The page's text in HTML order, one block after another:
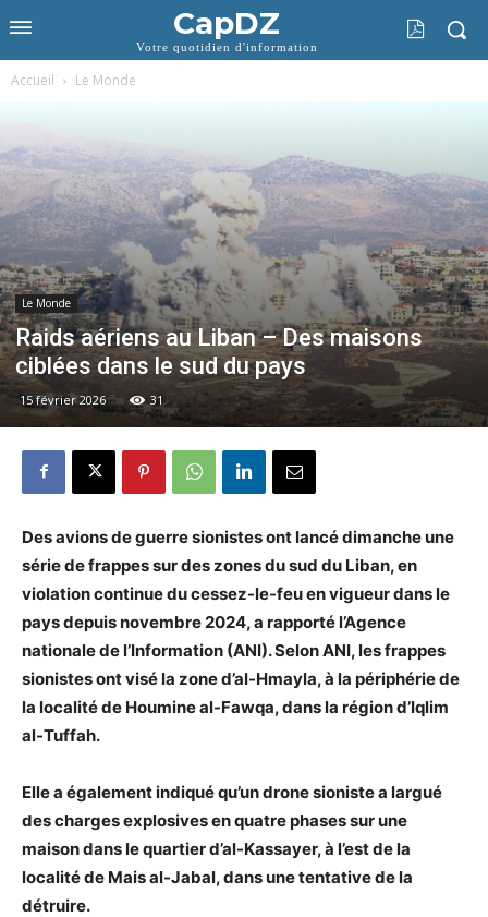
CapDZ
Votre quotidien d'information
Accueil Le Monde
Le Monde
Raids aériens au Liban – Des maisons
ciblées dans le sud du pays
15 février 2026 31
Des avions de guerre sionistes ont lancé dimanche une
série de frappes sur des zones du sud du Liban, en
violation continue du cessez-le-feu en vigueur dans le
pays depuis novembre 2024, a rapporté l’Agence
nationale de l’Information (ANI). Selon ANI, les frappes
sionistes ont visé la zone d’al-Hmayla, à la périphérie de
la localité de Houmine al-Fawqa, dans la région d’Iqlim
al-Tuffah.
Elle a également indiqué qu’un drone sioniste a largué
des charges explosives en quatre phases sur une
maison dans le quartier d’al-Kassayer, à l’est de la
localité de Mais al-Jabal, dans une tentative de la
détruire.